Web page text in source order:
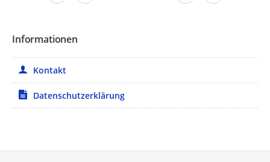
Informationen
Kontakt
Datenschutzerklärung